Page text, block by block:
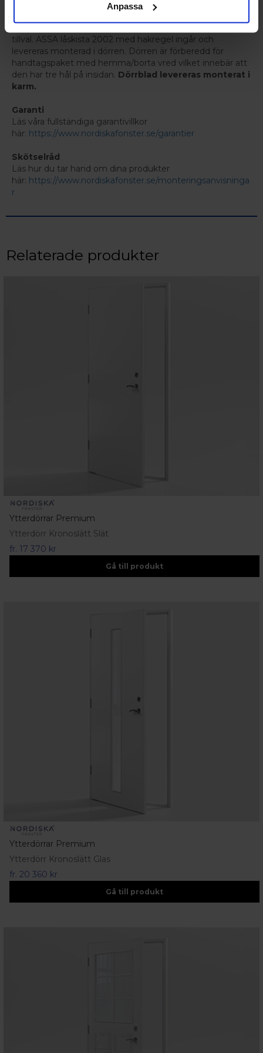
Anpassa
och insida (tvåfärgsmålning).
tillval. ASSA låskista 2002 med hakregel ingår och
levereras monterad i dörren. Dörren är förberedd för
handtagspaket med hemma/borta vred vilket innebär att
den har tre hål på insidan. Dörrblad levereras monterat i
karm.
Garanti
Läs våra fullständiga garantivillkor
här: https://www.nordiskafonster.se/garantier
Skötselråd
Läs hur du tar hand om dina produkter
här: https://www.nordiskafonster.se/monteringsanvisninga
r
Relaterade produkter
Ytterdörrar Premium
Ytterdörr Kronoslätt Slät
fr. 17 370 kr
Gå till produkt
Ytterdörrar Premium
Ytterdörr Kronoslätt Glas
fr. 20 360 kr
Gå till produkt